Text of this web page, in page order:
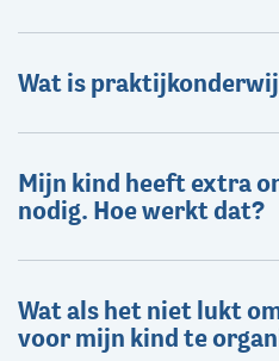
Wat is
Mijn kind heeft extra
nodig. Hoe werkt dat?
Wat als het niet lukt
voor mijn kind te